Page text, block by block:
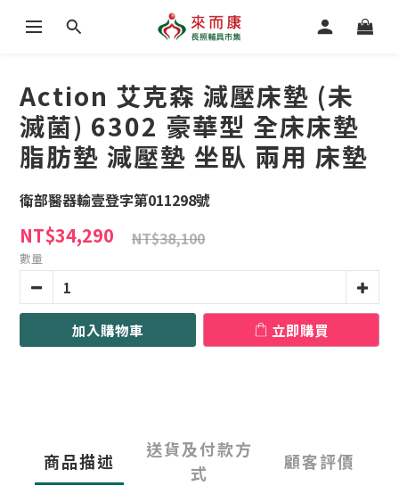
Action 艾克森 減壓床墊 (未
滅菌) 6302 豪華型 全床床墊
脂肪墊 減壓墊 坐臥 兩用 床墊
衛部醫器輸壹登字第011298號
NT$34,290 NT$38,100
數量
加入購物車 立即購買
商品描述
送貨及付款方
式
顧客評價